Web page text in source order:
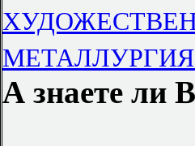
МЕТАЛЛУРГИЯ
А знаете ли